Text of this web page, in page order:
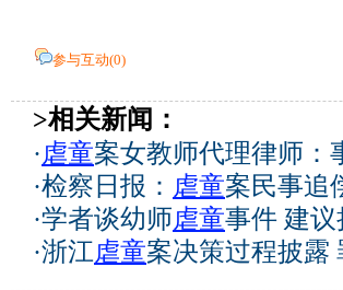
参与互动(0)
>相关新闻：
·虐童案女教师代理律师：
·检察日报： 虐童案民事追
·学者谈幼师虐童事件 建
·浙江虐童案决策过程披露